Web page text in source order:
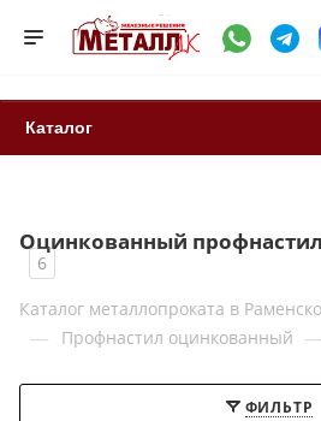
Каталог
Оцинкованный
6
Каталог металлопроката в
— Профнастил оцинкованный —
ФИЛЬТР